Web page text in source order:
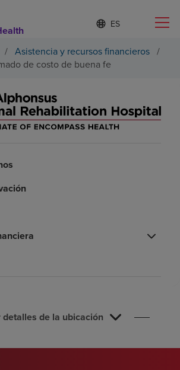
Lista
de
idiomas
contraída
d
o
m
l
e
c
/ Asistencia y recursos financieros /
de costo de buena fe
de la ubicación